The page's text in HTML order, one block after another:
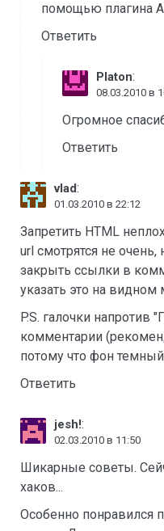
помощью плагина
Ответить
Platon:
08.03.2010 в
Огромное
Ответить
vlad:
01.03.2010 в 22:12
Запретить HTML
url смотрятся не
закрыть ссылки в
указать это на видном
P.S. галочки напротив
комментарии
потому что фон
Ответить
jesh!:
02.03.2010 в 11:50
Шикарные советы.
хаков...
Особенно понравился